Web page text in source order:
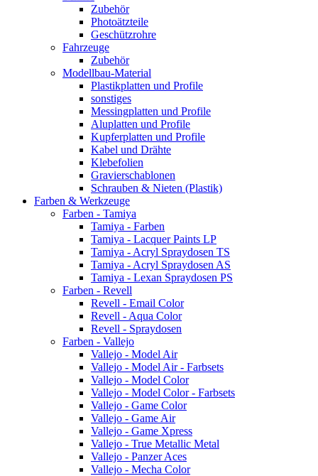
Zubehör
Photoätzteile
Geschützrohre
Fahrzeuge
Zubehör
Modellbau-Material
Plastikplatten und Profile
sonstiges
Messingplatten und Profile
Aluplatten und Profile
Kupferplatten und Profile
Kabel und Drähte
Klebefolien
Gravierschablonen
Schrauben & Nieten (Plastik)
Farben & Werkzeuge
Farben - Tamiya
Tamiya - Farben
Tamiya - Lacquer Paints LP
Tamiya - Acryl Spraydosen TS
Tamiya - Acryl Spraydosen AS
Tamiya - Lexan Spraydosen PS
Farben - Revell
Revell - Email Color
Revell - Aqua Color
Revell - Spraydosen
Farben - Vallejo
Vallejo - Model Air
Vallejo - Model Air - Farbsets
Vallejo - Model Color
Vallejo - Model Color - Farbsets
Vallejo - Game Color
Vallejo - Game Air
Vallejo - Game Xpress
Vallejo - True Metallic Metal
Vallejo - Panzer Aces
Vallejo - Mecha Color